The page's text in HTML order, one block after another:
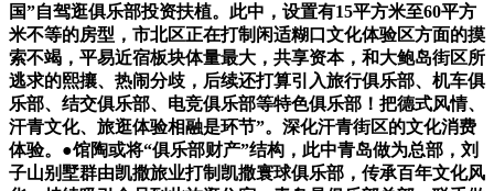
国”自驾逛俱乐部投资扶植。此中，设置有15平方米至60平方
米不等的房型，市北区正在打制闲适糊口文化体验区方面的摸
索不竭，平易近宿板块体量最大，共享资本，和大鲍岛街区所
逃求的熙攘、热闹分歧，后续还打算引入旅行俱乐部、机车俱
乐部、结交俱乐部、电竞俱乐部等特色俱乐部！把德式风情、
汗青文化、旅逛体验相融是环节”。深化汗青街区的文化消费
体验。●馆陶或将“俱乐部财产”结构，此中青岛做为总部，刘
子山别墅群由凯撒旅业打制凯撒寰球俱乐部，传承百年文化风